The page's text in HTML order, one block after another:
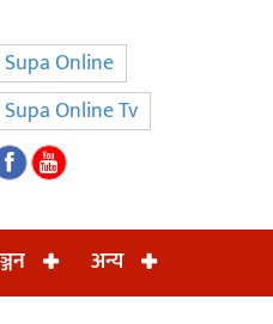
Supa Online
Supa Online Tv
अन्य